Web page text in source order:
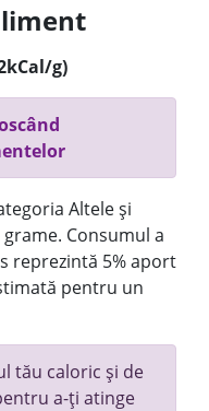
g)
Altele și
Consumul a
reprezintă 5% aport
pentru un
tău caloric și de
a-ți atinge